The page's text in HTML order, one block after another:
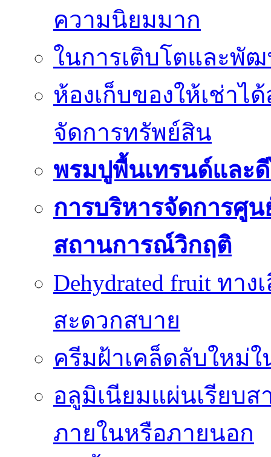
ความนิยมมาก
ในการเติบโตและพั
ห้องเก็บของให้เช่า
จัดการทรัพย์สิน
พรมปูพื้นเทรนด์และ
การบริหารจัดการศู
สถานการณ์วิกฤติ
Dehydrated fruit ท
สะดวกสบาย
ครีมฝ้าเคล็ดลับใหม่
อลูมิเนียมแผ่นเรียบส
ภายในหรือภายนอก